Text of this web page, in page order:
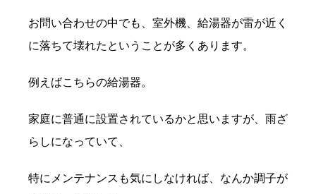
お問い合わせの中でも、室外機、給湯器が雷が近く
に落ちて壊れたということが多くあります。
例えばこちらの給湯器。
家庭に普通に設置されているかと思いますが、雨ざ
らしになっていて、
特にメンテナンスも気にしなければ、なんか調子が